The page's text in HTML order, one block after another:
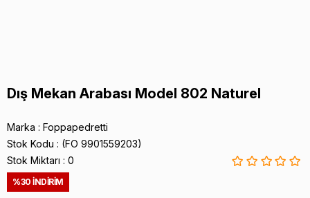
Dış Mekan Arabası Model 802 Naturel
Marka : Foppapedretti
Stok Kodu
(FO 9901559203)
Stok Miktarı : 0
%30 İNDIRIM